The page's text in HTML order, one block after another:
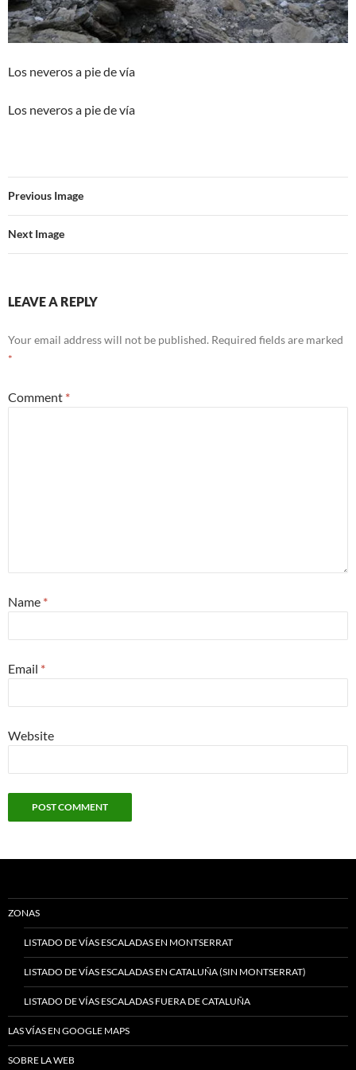
Los neveros a pie de vía
Los neveros a pie de vía
Previous Image
Next Image
LEAVE A REPLY
Your email address will not be published. Required fields are marked
*
Comment *
Name *
Email *
Website
ZONAS
LISTADO DE VÍAS ESCALADAS EN MONTSERRAT
LISTADO DE VÍAS ESCALADAS EN CATALUÑA (SIN MONTSERRAT)
LISTADO DE VÍAS ESCALADAS FUERA DE CATALUÑA
LAS VÍAS EN GOOGLE MAPS
SOBRE LA WEB